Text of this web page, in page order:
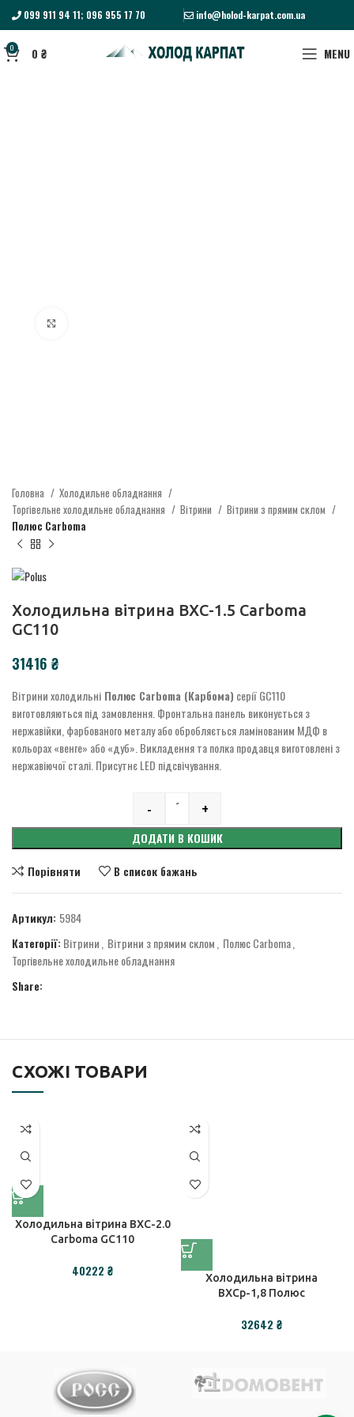
099 911 94 11; 096 955 17 70 info@holod-karpat.com.ua
0 0 ₴ MENU
Головна
Холодильне обладнання
Торгівельне холодильне обладнання
Вітрини
Вітрини з прямим склом
Полюс Carboma
Холодильна вітрина ВХС-1.5 Carboma
GC110
₴
Вітрини холодильні Полюс Carboma (Карбома) серії GC110
виготовляються під замовлення. Фронтальна панель виконується з
нержавійки, фарбованого металу або обробляється ламінованим МДФ в
кольорах «венге» або «дуб». Викладення та полка продавця виготовлені з
нержавіючої сталі. Присутнє LED підсвічування.
Quantity
- +
ДОДАТИ В КОШИК
Порівняти
В список бажань
Артикул: 5984
Категорії: Вітрини, Вітрини з прямим склом, Полюс Carboma,
Торгівельне холодильне обладнання
Share:
СХОЖІ ТОВАРИ
Холодильна вітрина ВХС-2.0
Carboma GC110
₴
Холодильна вітрина
ВХСр-1,8 Полюс
₴